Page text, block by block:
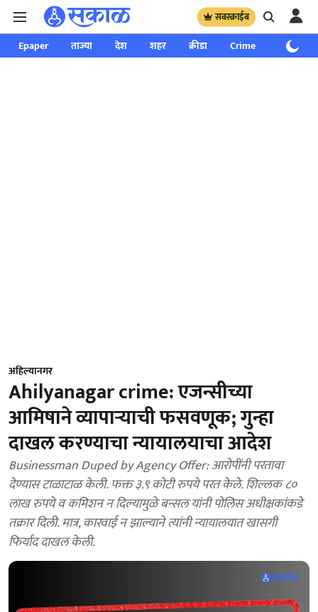
सबस्क्राईब
Epaper ताज्या देश शहर क्रीडा Crime साप्ताहिक
अहिल्यानगर
Ahilyanagar crime: एजन्सीच्या
आमिषाने व्यापाऱ्याची फसवणूक; गुन्हा
दाखल करण्याचा न्यायालयाचा आदेश
Businessman Duped by Agency Offer: आरोपींनी परतावा
देण्यास टाळाटाळ केली. फक्त ३.९ कोटी रुपये परत केले. शिल्लक ८०
लाख रुपये व कमिशन न दिल्यामुळे बन्सल यांनी पोलिस अधीक्षकांकडे
तक्रार दिली. मात्र, कारवाई न झाल्याने त्यांनी न्यायालयात खासगी
फिर्याद दाखल केली.